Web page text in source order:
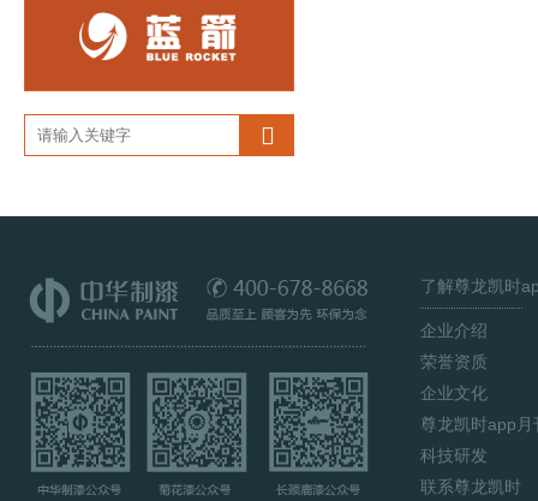
了解尊
企业介绍
荣誉资质
企业文化
尊龙凯时app
科技研发
联系尊龙凯时